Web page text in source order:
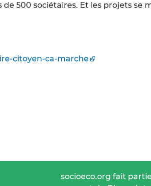
500 sociétaires. Et les projets se
citoyen-ca-marche
socioeco.org fait